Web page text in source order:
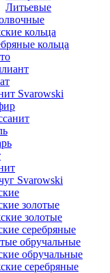
Литьевые
кольца
кольца
Svarowski
Svarowski
золотые
золотые
серебряные
обручальные
обручальные
серебряные